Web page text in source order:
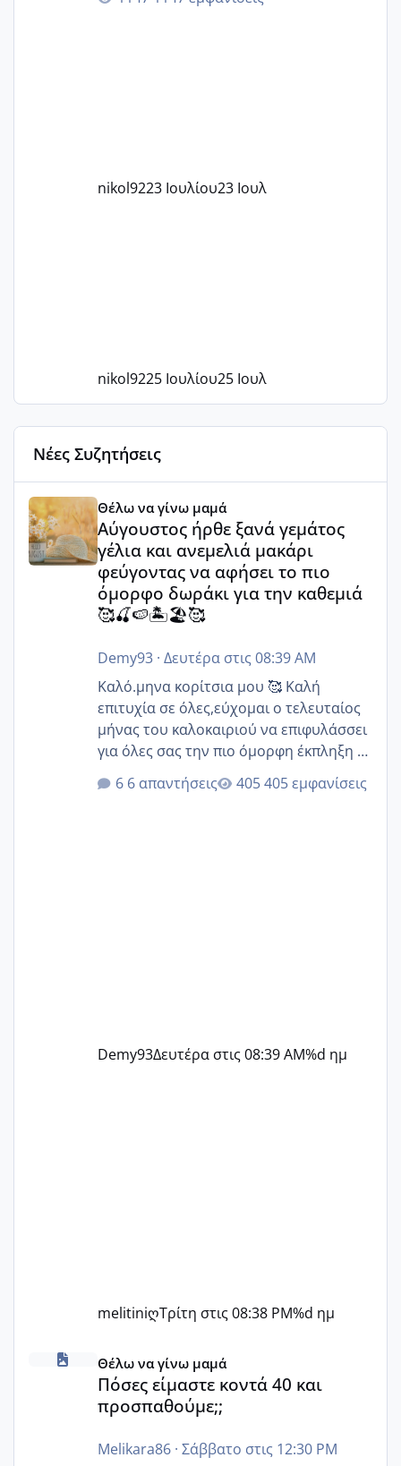
στην 27η εβδομάδα και προσπαθώ 7
nikol9223 Ιουλίου23 Ιουλ
nikol9225 Ιουλίου25 Ιουλ
Νέες Συζητήσεις
Αύγουστος ήρθε ξανά γεμάτος γέλια και ανεμελιά
Θέλω να γίνω μαμά
Αύγουστος ήρθε ξανά γεμάτος
γέλια και ανεμελιά μακάρι
φεύγοντας να αφήσει το πιο
όμορφο δωράκι για την καθεμιά
🥰🍒🍉🏝️🏖️🥰
Demy93· Δευτέρα στις 08:39 AM
Καλό.μηνα κορίτσια μου 🥰 Καλή
επιτυχία σε όλες,εύχομαι ο τελευταίος
μήνας του καλοκαιριού να επιφυλάσσει
για όλες σας την πιο όμορφη έκπληξη 🧿
@Elk @Melikara86 @Παρασκευαιδου
@Zenia z @melitiniღ @Christi.D.
6 απαντήσεις 405 εμφανίσεις
Demy93Δευτέρα στις 08:39 AM%d ημ
melitiniღΤρίτη στις 08:38 PM%d ημ
Πόσες είμαστε κοντά 40 και προσπαθούμε;;
Θέλω να γίνω μαμά
Πόσες είμαστε κοντά 40 και
προσπαθούμε;;
Melikara86· Σάββατο στις 12:30 PM